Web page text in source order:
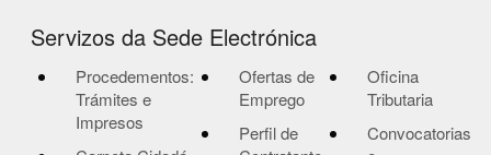
Servizos da Sede Electrónica
Procedementos:
Trámites e
Impresos
Ofertas de
Emprego
Perfil de
Oficina
Tributaria
Convocatorias